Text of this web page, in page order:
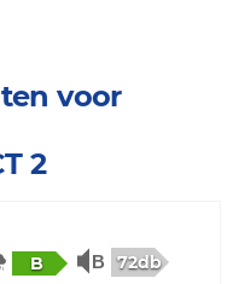
voor
2
B 72db